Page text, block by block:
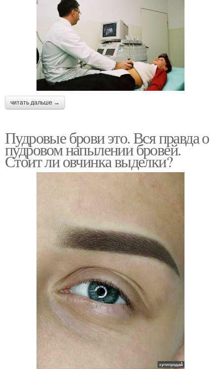
читать дальше →
Пудровые брови это. Вся правда о
пудровом напылении бровей.
Стоит ли овчинка выделки?